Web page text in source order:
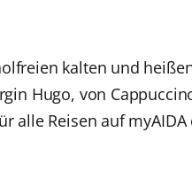
kalten und
Hugo, von
alle Reisen auf